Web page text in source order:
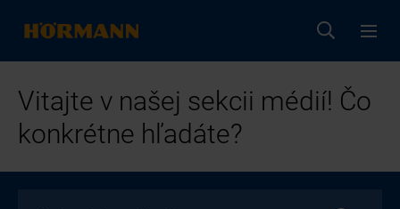
Vitajte v našej sekcii médií! Čo
konkrétne hľadáte?